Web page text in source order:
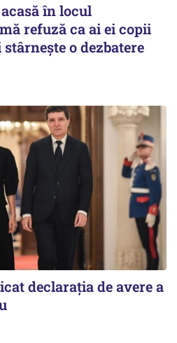
în locul
refuză ca ai ei copii
o dezbatere
declaraţia de avere a